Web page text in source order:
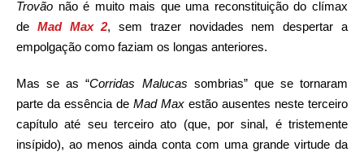
Trovão não é muito mais que uma reconstituição do clímax
de Mad Max 2, sem trazer novidades nem despertar a
empolgação como faziam os longas anteriores.
Mas se as “Corridas Malucas sombrias” que se tornaram
parte da essência de Mad Max estão ausentes neste terceiro
capítulo até seu terceiro ato (que, por sinal, é tristemente
insípido), ao menos ainda conta com uma grande virtude da